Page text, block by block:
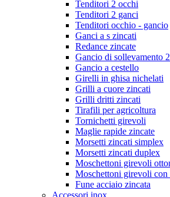
Tenditori 2 occhi
Tenditori 2 ganci
Tenditori occhio - gancio
Ganci a s zincati
Redance zincate
Gancio di sollevamento
Gancio a cestello
Girelli in ghisa nichelati
Grilli a cuore zincati
Grilli dritti zincati
Tirafili per agricoltura
Tornichetti girevoli
Maglie rapide zincate
Morsetti zincati simplex
Morsetti zincati duplex
Moschettoni girevoli
Moschettoni girevoli con
Fune acciaio zincata
Accessori inox